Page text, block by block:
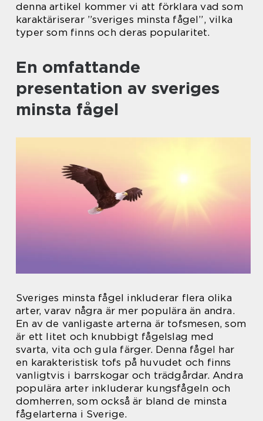
denna artikel kommer vi att förklara vad som
karaktäriserar ”sveriges minsta fågel”, vilka
typer som finns och deras popularitet.
En omfattande
presentation av sveriges
minsta fågel
Sveriges minsta fågel inkluderar flera olika
arter, varav några är mer populära än andra.
En av de vanligaste arterna är tofsmesen, som
är ett litet och knubbigt fågelslag med
svarta, vita och gula färger. Denna fågel har
en karakteristisk tofs på huvudet och finns
vanligtvis i barrskogar och trädgårdar. Andra
populära arter inkluderar kungsfågeln och
domherren, som också är bland de minsta
fågelarterna i Sverige.